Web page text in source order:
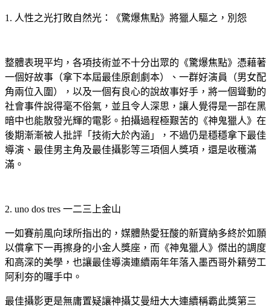
1. 人性之光打敗自然光：《驚爆焦點》將獵人驅之，別怨
整體表現平均，各項技術並不十分出眾的《驚爆焦點》憑藉著
一個好故事（拿下本屆最佳原創劇本）、一群好演員（男女配
角兩位入圍），以及一個有良心的說故事好手，將一個聳動的
社會事件說得毫不俗氣，並且令人深思，讓人覺得是一部在黑
暗中也能散發光輝的電影。拍攝過程極艱苦的《神鬼獵人》在
後期漸漸被人批評「技術大於內涵」，不過仍是穩穩拿下最佳
導演、最佳男主角及最佳攝影等三項個人獎項，還是收穫滿
滿。
2. uno dos tres 一二三上金山
一如賽前風向球所指出的，媒體熱愛狂酸的新寶納多終於如願
以償拿下一再擦身的小金人獎座，而《神鬼獵人》傑出的調度
和高深的美學，也讓最佳導演連續兩年年落入墨西哥外籍勞工
阿利夯的囉手中。
最佳攝影更是無庸置疑讓神攝艾曼紐大大連續稱霸此獎第三